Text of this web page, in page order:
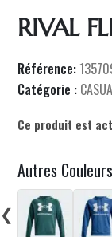
RIVAL
Référence:
Catégorie :
Ce produit est
Autres Couleurs
❮